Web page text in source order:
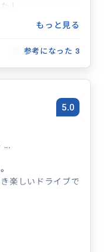
！
もっと見る
参考になった 3
5.0
...
楽しいドライブで